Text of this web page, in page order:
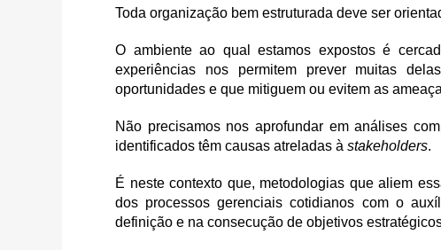
Toda organização bem estruturada deve ser
O ambiente ao qual estamos expostos é
experiências nos permitem prever muitas
oportunidades e que mitiguem ou evitem as
Não precisamos nos aprofundar em análises
identificados têm causas atreladas à stakeholders.
É neste contexto que, metodologias que aliem
dos processos gerenciais cotidianos com o
definição e na consecução de objetivos